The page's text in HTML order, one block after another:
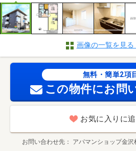
画像の一覧を見る
無料・簡単2項
この物件にお問
お気に入りに
お問い合わせ先 アパマンショップ金